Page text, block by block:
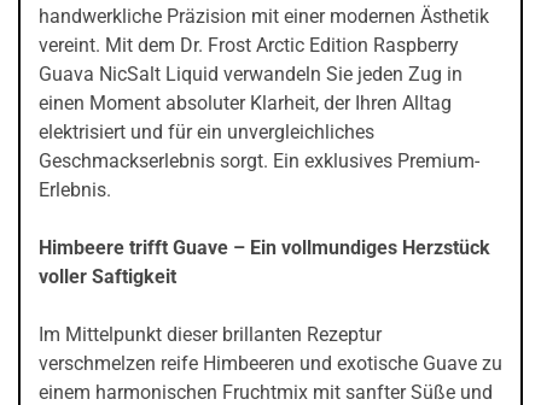
handwerkliche Präzision mit einer modernen Ästhetik
vereint. Mit dem Dr. Frost Arctic Edition Raspberry
Guava NicSalt Liquid verwandeln Sie jeden Zug in
einen Moment absoluter Klarheit, der Ihren Alltag
elektrisiert und für ein unvergleichliches
Geschmackserlebnis sorgt. Ein exklusives Premium-
Erlebnis.
Himbeere trifft Guave – Ein vollmundiges Herzstück
voller Saftigkeit
Im Mittelpunkt dieser brillanten Rezeptur
verschmelzen reife Himbeeren und exotische Guave zu
einem harmonischen Fruchtmix mit sanfter Süße und